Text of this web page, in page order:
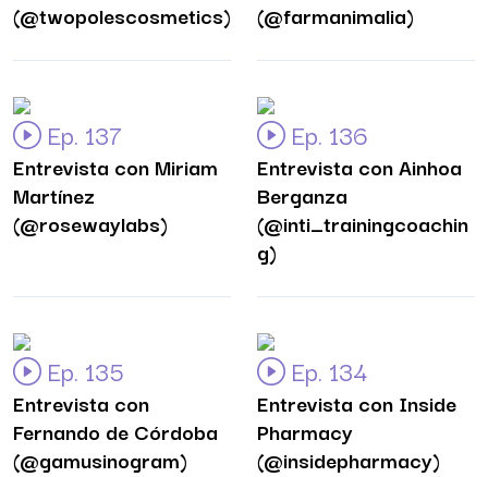
(@twopolescosmetics)
(@farmanimalia)
Ep. 137
Entrevista con Miriam
Martínez
(@rosewaylabs)
Ep. 136
Entrevista con Ainhoa
Berganza
(@inti_trainingcoachin
g)
Ep. 135
Entrevista con
Fernando de Córdoba
(@gamusinogram)
Ep. 134
Entrevista con Inside
Pharmacy
(@insidepharmacy)